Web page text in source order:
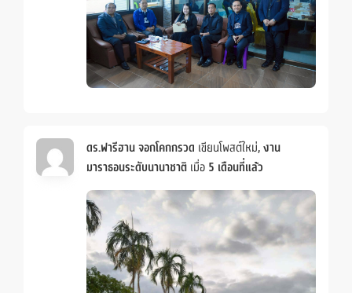
ดร.ฟารีฮาน จอกโคกกรวด เขียนโพสต์ใหม่,งาน
มาราธอนระดับนานาชาติ เมื่อ 5 เดือนที่แล้ว